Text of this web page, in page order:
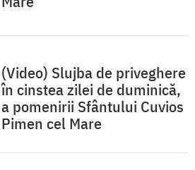
(Video) Slujba de priveghere
în cinstea zilei de duminică,
a pomenirii Sfântului Cuvios
Pimen cel Mare